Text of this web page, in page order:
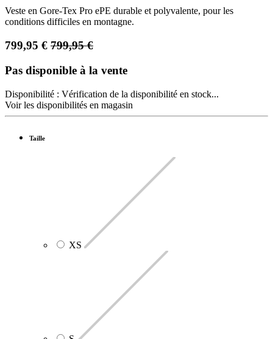
Veste en Gore-Tex Pro ePE durable et polyvalente, pour les
conditions difficiles en montagne.
799,95 € 799,95€
Pas disponible à la vente
Disponibilité : Vérification de la disponibilité en stock...
Voir les disponibilités en magasin
Taille
XS